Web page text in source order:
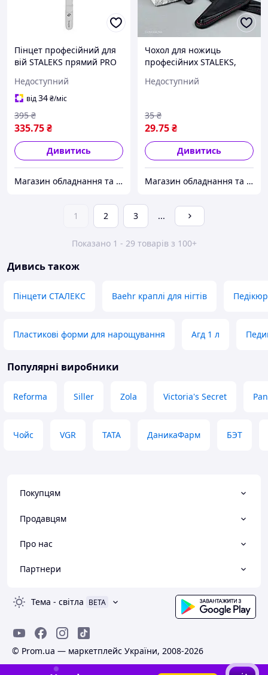
Пінцет професійний для
вій STALEKS прямий PRO
"№ 1040") ( "№ 1040")
Недоступний
від34₴/міс
335.75₴
395 ₴
Дивитись
Магазин обладнання та одноразової продукції для салонів краси
Чохол для ножиць
професійних STALEKS,
( "№ 1040")
Недоступний
29.75₴
35 ₴
Дивитись
Магазин обладнання та одноразової продукції для салонів краси
1 2 3 ...
Показано 1 - 29 товарів з 100+
Дивись також
Пінцети СТАЛЕКС Baehr краплі для нігтів
Пластикові форми для нарощування Агд 1 л
Популярні виробники
Reforma Siller Zola Victoria's Secret
Чойс VGR TATA ДаникаФарм БЭТ
Покупцям
Продавцям
Про нас
Партнери
Тема - світла BETA
© Prom.ua — маркетплейс України, 2008-2026